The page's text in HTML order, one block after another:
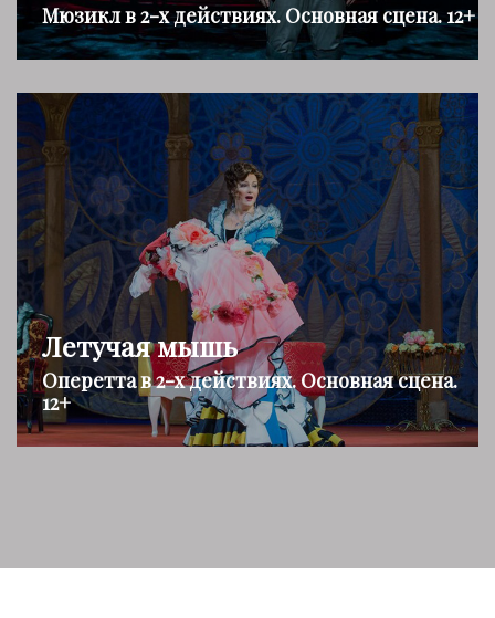
Мюзикл в 2-х действиях. Основная сцена. 12+
Летучая мышь
Оперетта в 2-х действиях. Основная сцена.
12+